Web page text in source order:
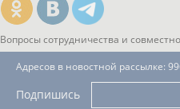
Вопросы сотрудничества и
Адресов в новостной рассылке:
Подпишись